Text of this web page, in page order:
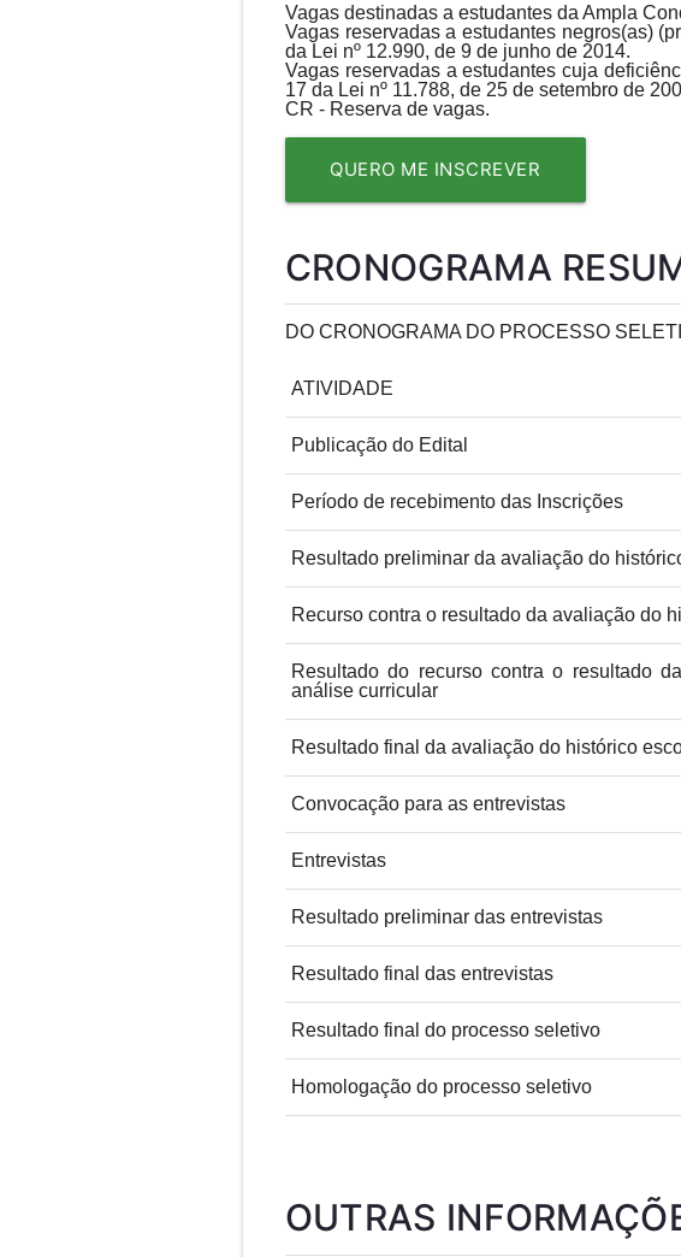
Vagas destinadas a estudantes da Ampla
Vagas reservadas a estudantes negros(as)
da Lei nº 12.990, de 9 de junho de 2014.
Vagas reservadas a estudantes cuja
17 da Lei nº 11.788, de 25 de setembro de
CR - Reserva de vagas.
QUERO ME INSCREVER
CRONOGRAMA
DO CRONOGRAMA DO PROCESSO
ATIVIDADE
Publicação do Edital
Período de recebimento das Inscrições
Resultado preliminar da avaliação do
Recurso contra o resultado da avaliação do
Resultado do recurso contra o resultado
análise curricular
Resultado final da avaliação do histórico
Convocação para as entrevistas
Entrevistas
Resultado preliminar das entrevistas
Resultado final das entrevistas
Resultado final do processo seletivo
Homologação do processo seletivo
OUTRAS